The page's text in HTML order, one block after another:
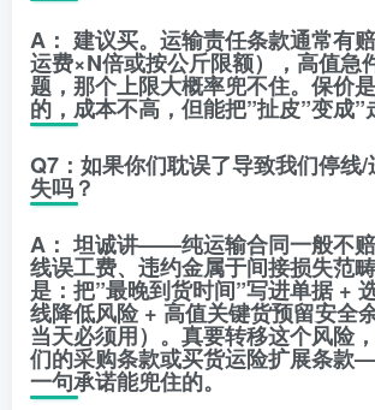
A： 建议买。 运输责任条款通常有
运费×N倍或按公斤限额），高值急
题，那个上限大概率兜不住。保价
的，成本不高，但能把”扯皮”变成”
Q7：如果你们耽误了导致我们停线
失吗？
A： 坦诚讲——纯运输合同一般不
线误工费、违约金属于间接损失范
是：把”最晚到货时间”写进单据 +
线降低风险 + 高值关键货预留安全
当天必须用）。真要转移这个风险
们的采购条款或买货运险扩展条
一句承诺能兜住的。